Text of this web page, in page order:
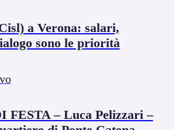
a Verona: salari,
sono le priorità
FESTA – Luca Pelizzari –